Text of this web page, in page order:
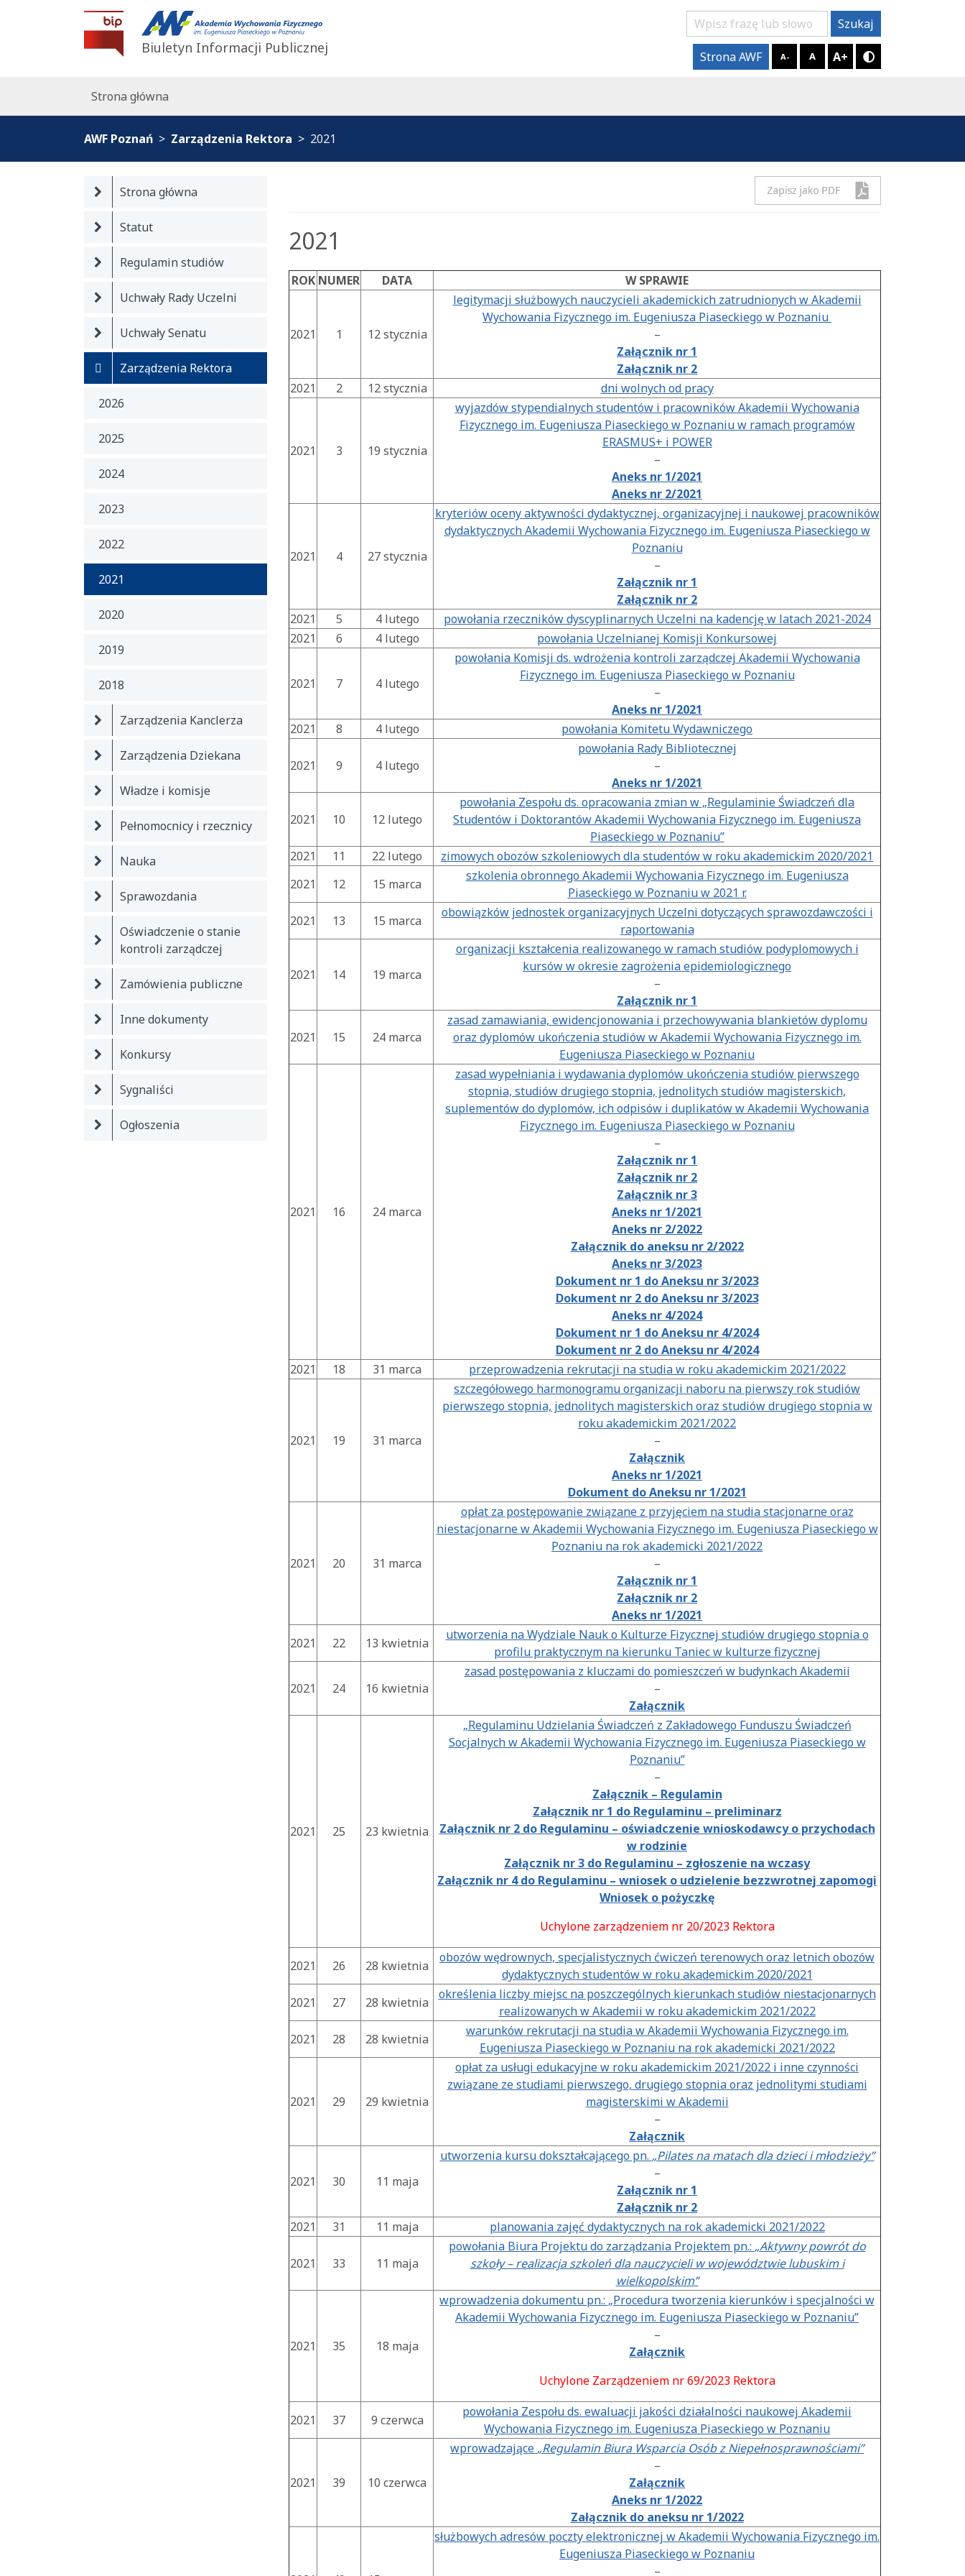
BIP AWF Poznań
Biuletyn Informacji Publicznej
Szukaj Szukaj
Strona AWF A- A A+ Tryb
Strona główna
AWF Poznań Zarządzenia Rektora 2021
Strona główna
Statut
Regulamin studiów
Uchwały Rady Uczelni
Uchwały Senatu
Zarządzenia Rektora
2026
2025
2024
2023
2022
2021
2020
2019
2018
Zarządzenia Kanclerza
Zarządzenia Dziekana
Władze i komisje
Pełnomocnicy i rzecznicy
Nauka
Sprawozdania
Oświadczenie o stanie
kontroli zarządczej
Zamówienia publiczne
Inne dokumenty
Konkursy
Sygnaliści
Ogłoszenia
2021
ROK NUMER DATA W SPRAWIE
2021 1 12 stycznia
legitymacji służbowych nauczycieli akademickich zatrudnionych w Akademii
Wychowania Fizycznego im. Eugeniusza Piaseckiego w Poznaniu
–
Załącznik nr 1
Załącznik nr 2
2021
2 12 stycznia dni wolnych od pracy
2021 3 19 stycznia
wyjazdów stypendialnych studentów i pracowników Akademii Wychowania
Fizycznego im. Eugeniusza Piaseckiego w Poznaniu w ramach programów
ERASMUS+ i POWER
–
Aneks nr 1/2021
Aneks nr 2/2021
2021 4 27 stycznia
kryteriów oceny aktywności dydaktycznej, organizacyjnej i naukowej pracowników
dydaktycznych Akademii Wychowania Fizycznego im. Eugeniusza Piaseckiego w
Poznaniu
–
Załącznik nr 1
Załącznik nr 2
2021
5 4 lutego
powołania rzeczników dyscyplinarnych Uczelni na kadencję w latach 2021-2024
2021
6 4 lutego powołania Uczelnianej Komisji Konkursowej
2021 7 4 lutego
powołania Komisji ds. wdrożenia kontroli zarządczej Akademii Wychowania
Fizycznego im. Eugeniusza Piaseckiego w Poznaniu
–
Aneks nr 1/2021
2021
8 4 lutego powołania Komitetu Wydawniczego
2021 9 4 lutego
powołania Rady Bibliotecznej
–
Aneks nr 1/2021
2021 10 12 lutego
powołania Zespołu ds. opracowania zmian w „Regulaminie Świadczeń dla
Studentów i Doktorantów Akademii Wychowania Fizycznego im. Eugeniusza
Piaseckiego w Poznaniu”
2021
11 22 lutego
zimowych obozów szkoleniowych dla studentów w roku akademickim 2020/2021
2021
12 15 marca
szkolenia obronnego Akademii Wychowania Fizycznego im. Eugeniusza
Piaseckiego w Poznaniu w 2021 r.
2021
13 15 marca
obowiązków jednostek organizacyjnych Uczelni dotyczących sprawozdawczości i
raportowania
2021 14 19 marca
organizacji kształcenia realizowanego w ramach studiów podyplomowych i
kursów w okresie zagrożenia epidemiologicznego
–
Załącznik nr 1
2021 15 24 marca
zasad zamawiania, ewidencjonowania i przechowywania blankietów dyplomu
oraz dyplomów ukończenia studiów w Akademii Wychowania Fizycznego im.
Eugeniusza Piaseckiego w Poznaniu
2021 16 24 marca
zasad wypełniania i wydawania dyplomów ukończenia studiów pierwszego
stopnia, studiów drugiego stopnia, jednolitych studiów magisterskich,
suplementów do dyplomów, ich odpisów i duplikatów w Akademii Wychowania
Fizycznego im. Eugeniusza Piaseckiego w Poznaniu
–
Załącznik nr 1
Załącznik nr 2
Załącznik nr 3
Aneks nr 1/2021
Aneks nr 2/2022
Załącznik do aneksu nr 2/2022
Aneks nr 3/2023
Dokument nr 1 do Aneksu nr 3/2023
Dokument nr 2 do Aneksu nr 3/2023
Aneks nr 4/2024
Dokument nr 1 do Aneksu nr 4/2024
Dokument nr 2 do Aneksu nr 4/2024
2021
18 31 marca przeprowadzenia rekrutacji na studia w roku akademickim 2021/2022
2021 19 31 marca
szczegółowego harmonogramu organizacji naboru na pierwszy rok studiów
pierwszego stopnia, jednolitych magisterskich oraz studiów drugiego stopnia w
roku akademickim 2021/2022
–
Załącznik
Aneks nr 1/2021
Dokument do Aneksu nr 1/2021
2021 20 31 marca
opłat za postępowanie związane z przyjęciem na studia stacjonarne oraz
niestacjonarne w Akademii Wychowania Fizycznego im. Eugeniusza Piaseckiego w
Poznaniu na rok akademicki 2021/2022
–
Załącznik nr 1
Załącznik nr 2
Aneks nr 1/2021
2021
22 13 kwietnia
utworzenia na Wydziale Nauk o Kulturze Fizycznej studiów drugiego stopnia o
profilu praktycznym na kierunku Taniec w kulturze fizycznej
2021 24 16 kwietnia
zasad postępowania z kluczami do pomieszczeń w budynkach Akademii
–
Załącznik
2021 25 23 kwietnia
„Regulaminu Udzielania Świadczeń z Zakładowego Funduszu Świadczeń
Socjalnych w Akademii Wychowania Fizycznego im. Eugeniusza Piaseckiego w
Poznaniu”
–
Załącznik – Regulamin
Załącznik nr 1 do Regulaminu – preliminarz
Załącznik nr 2 do Regulaminu – oświadczenie wnioskodawcy o przychodach
w rodzinie
Załącznik nr 3 do Regulaminu – zgłoszenie na wczasy
Załącznik nr 4 do Regulaminu – wniosek o udzielenie bezzwrotnej zapomogi
Wniosek o pożyczkę
Uchylone zarządzeniem nr 20/2023 Rektora
2021 26 28 kwietnia
obozów wędrownych, specjalistycznych ćwiczeń terenowych oraz letnich obozów
dydaktycznych studentów w roku akademickim 2020/2021
2021
27 28 kwietnia
określenia liczby miejsc na poszczególnych kierunkach studiów niestacjonarnych
realizowanych w Akademii w roku akademickim 2021/2022
2021
28 28 kwietnia
warunków rekrutacji na studia w Akademii Wychowania Fizycznego im.
Eugeniusza Piaseckiego w Poznaniu na rok akademicki 2021/2022
2021 29 29 kwietnia
opłat za usługi edukacyjne w roku akademickim 2021/2022 i inne czynności
związane ze studiami pierwszego, drugiego stopnia oraz jednolitymi studiami
magisterskimi w Akademii
–
Załącznik
2021 30 11 maja
utworzenia kursu dokształcającego pn. „Pilates na matach dla dzieci i młodzieży”
–
Załącznik nr 1
Załącznik nr 2
2021
31 11 maja planowania zajęć dydaktycznych na rok akademicki 2021/2022
2021 33 11 maja
powołania Biura Projektu do zarządzania Projektem pn.: „Aktywny powrót do
szkoły – realizacja szkoleń dla nauczycieli w województwie lubuskim i
wielkopolskim”
2021 35 18 maja
wprowadzenia dokumentu pn.: „Procedura tworzenia kierunków i specjalności w
Akademii Wychowania Fizycznego im. Eugeniusza Piaseckiego w Poznaniu”
–
Załącznik
Uchylone Zarządzeniem nr 69/2023 Rektora
2021 37 9 czerwca
powołania Zespołu ds. ewaluacji jakości działalności naukowej Akademii
Wychowania Fizycznego im. Eugeniusza Piaseckiego w Poznaniu
2021 39 10 czerwca
wprowadzające „Regulamin Biura Wsparcia Osób z Niepełnosprawnościami”
–
Załącznik
Aneks nr 1/2022
Załącznik do aneksu nr 1/2022
służbowych adresów poczty elektronicznej w Akademii Wychowania Fizycznego im.
Eugeniusza Piaseckiego w Poznaniu
–